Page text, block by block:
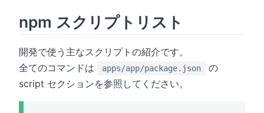
npm スクリプトリスト
開発で使う主なスクリプトの紹介です。
全てのコマンドは
apps/app/package.json
の
script セクションを参照してください。